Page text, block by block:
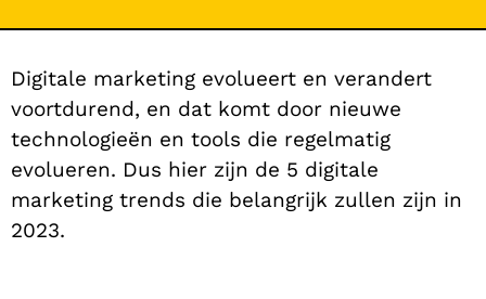
Digitale marketing evolueert en verandert
voortdurend, en dat komt door nieuwe
technologieën en tools die regelmatig
evolueren. Dus hier zijn de 5 digitale
marketing trends die belangrijk zullen zijn in
2023.